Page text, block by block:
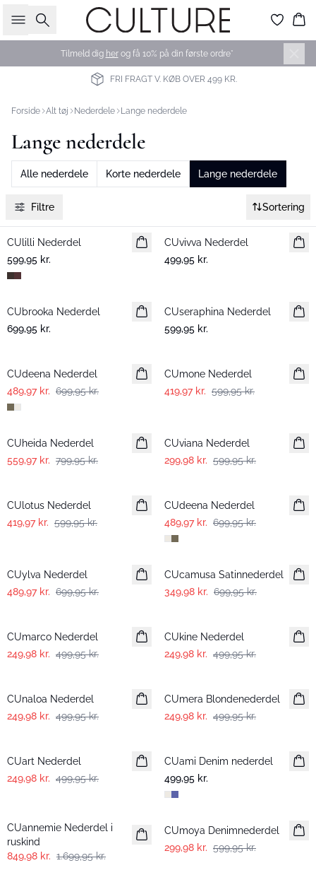
Søg
Tilmeld dig herog få 10% på din første ordre*
FRI FRAGT V. KØB OVER 499 KR.
Forside Alt tøj Nederdele Lange nederdele
Lange nederdele
Alle nederdele Korte nederdele Lange nederdele
Filtre Sortering
Nyhed
CUlilli Nederdel
599,95 kr.
Nyhed
CUvivva Nederdel
499,95 kr.
Nyhed
CUbrooka Nederdel
699,95 kr.
Nyhed
CUseraphina Nederdel
599,95 kr.
CUdeena Nederdel
489,97 kr. 699,95 kr.
CUmone Nederdel
419,97 kr. 599,95 kr.
-30%
CUheida Nederdel
559,97 kr. 799,95 kr.
CUviana Nederdel
299,98 kr. 599,95 kr.
CUlotus Nederdel
419,97 kr. 599,95 kr.
CUdeena Nederdel
489,97 kr. 699,95 kr.
CUylva Nederdel
489,97 kr. 699,95 kr.
-50%
CUcamusa Satinnederdel
349,98 kr. 699,95 kr.
CUmarco Nederdel
249,98 kr. 499,95 kr.
CUkine Nederdel
249,98 kr. 499,95 kr.
CUnaloa Nederdel
249,98 kr. 499,95 kr.
CUmera Blondenederdel
249,98 kr. 499,95 kr.
CUart Nederdel
249,98 kr. 499,95 kr.
Nyhed
CUami Denim nederdel
499,95 kr.
CUannemie Nederdel i
ruskind
849,98 kr. 1.699,95 kr.
-50%
CUmoya Denimnederdel
299,98 kr. 599,95 kr.